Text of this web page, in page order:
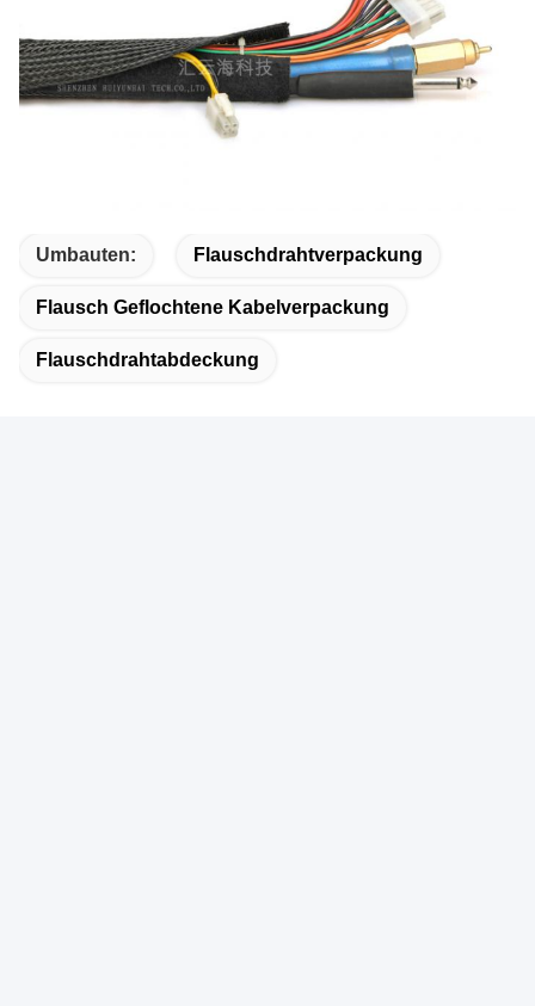
Umbauten: Flauschdrahtverpackung
Flausch Geflochtene Kabelverpackung
Flauschdrahtabdeckung